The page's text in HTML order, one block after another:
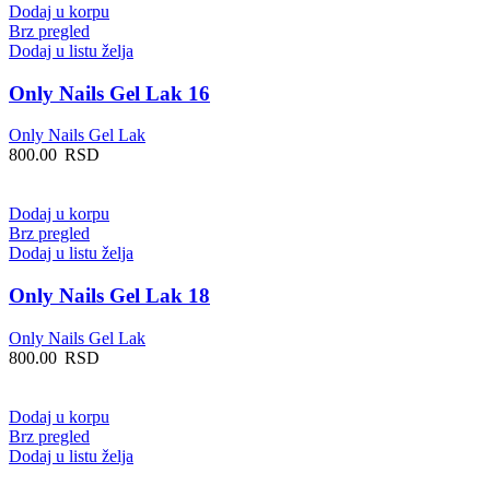
Dodaj u korpu
Brz pregled
Dodaj u listu želja
Only Nails Gel Lak 16
Only Nails Gel Lak
800.00 RSD
Dodaj u korpu
Brz pregled
Dodaj u listu želja
Only Nails Gel Lak 18
Only Nails Gel Lak
800.00 RSD
Dodaj u korpu
Brz pregled
Dodaj u listu želja